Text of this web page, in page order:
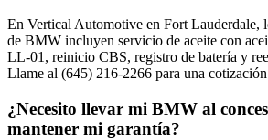
En Vertical Automotive en Fort Lauderdale,
de BMW incluyen servicio de aceite con
LL-01, reinicio CBS, registro de batería y
Llame al (645) 216-2266 para una
¿Necesito llevar mi BMW al
mantener mi garantía?